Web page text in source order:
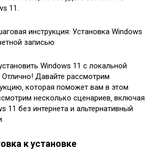
11.
Windows 11 с локальной
Давайте рассмотрим
которая поможет вам в этом
несколько сценариев‚ включая
11 без интернета и альтернативный
к установке